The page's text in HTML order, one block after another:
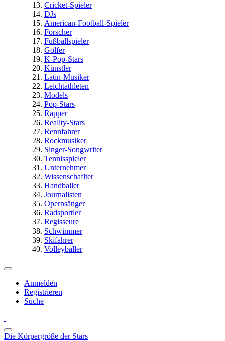
Cricket-Spieler
DJs
American-Football-Spieler
Forscher
Fußballspieler
Golfer
K-Pop-Stars
Künstler
Latin-Musiker
Leichtathleten
Models
Pop-Stars
Rapper
Reality-Stars
Rennfahrer
Rockmusiker
Singer-Songwriter
Tennisspieler
Unternehmer
Wissenschaflter
Handballer
Journalisten
Opernsänger
Radsportler
Regisseure
Schwimmer
Skifahrer
Volleyballer
Anmelden
Registrieren
Suche
Die Körpergröße der Stars